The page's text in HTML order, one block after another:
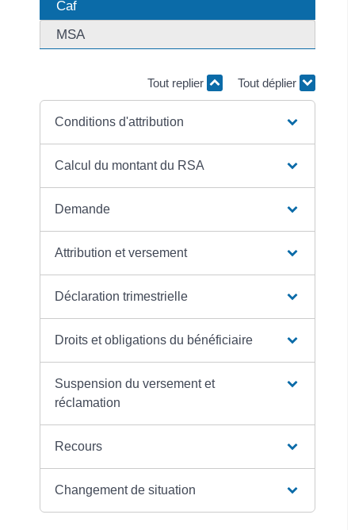
Caf
MSA
Tout replier Tout déplier
Conditions d'attribution
Calcul du montant du RSA
Demande
Attribution et versement
Déclaration trimestrielle
Droits et obligations du bénéficiaire
Suspension du versement et
réclamation
Recours
Changement de situation